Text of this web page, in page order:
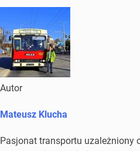
Autor
Mateusz Klucha
Pasjonat transportu uzależniony